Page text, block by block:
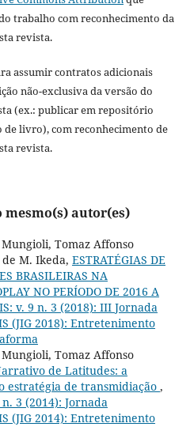
trabalho com reconhecimento da
revista.
assumir contratos adicionais
não-exclusiva da versão do
(ex.: publicar em repositório
livro), com reconhecimento de
revista.
autor(es)
Tomaz Affonso
M. Ikeda, ESTRATÉGIAS DE
BRASILEIRAS NA
NO PERÍODO DE 2016 A
v. 9 n. 3 (2018): III Jornada
(JIG 2018): Entretenimento
Tomaz Affonso
de Latitudes: a
estratégia de transmidiação ,
3 (2014): Jornada
(JIG 2014): Entretenimento